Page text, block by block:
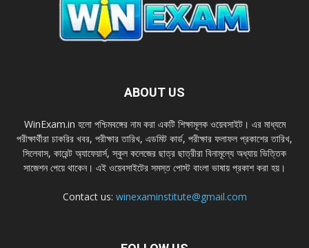
ABOUT US
WinExam.in হলাে পশ্চিমবঙ্গের নাম করা একটি শিক্ষামূলক ওয়েবসাইট। এর মাধ্যমে
পরীক্ষার্থীরা চাকরির খবর, পরীক্ষার তারিখ, এডমিট কার্ড, পরীক্ষার ফলাফল প্রকাশের তারিখ,
সিলেবাস, কারেন্ট অ্যাফেয়ার্স, স্কুল কলেজের ছাত্র ছাত্রীরা বিনামূল্যে অধ্যায় ভিত্তিক
সাজেশন পেয়ে থাকেন। এই ওয়েবসাইটের সমস্ত পােস্ট বাংলা ভাষায় প্রকাশ করা হয়।
Contact us: winexaminstitute@gmail.com